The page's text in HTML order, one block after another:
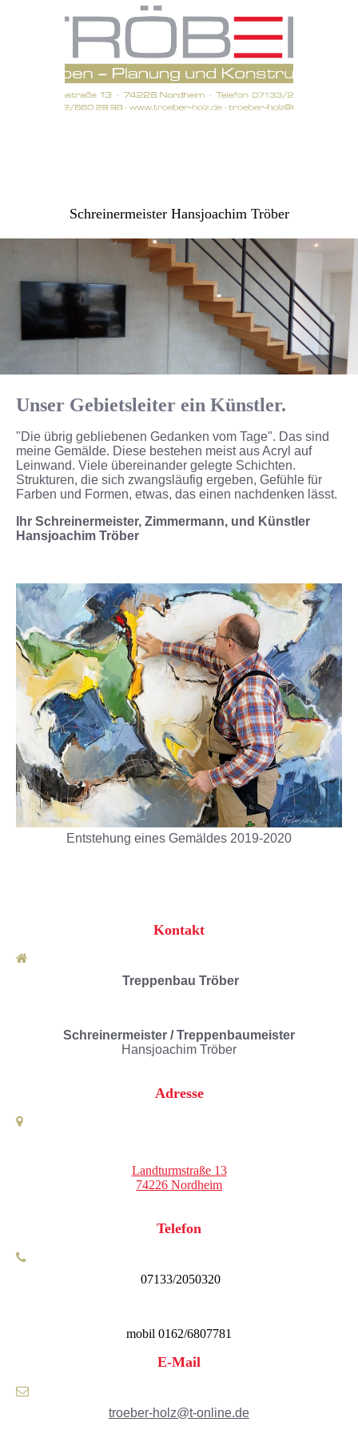
Schreinermeister Hansjoachim Tröber
Unser Gebietsleiter ein Künstler.
"Die übrig gebliebenen Gedanken vom Tage". Das sind
meine Gemälde. Diese bestehen meist aus Acryl auf
Leinwand. Viele übereinander gelegte Schichten.
Strukturen, die sich zwangsläufig ergeben, Gefühle für
Farben und Formen, etwas, das einen nachdenken lässt.
Ihr Schreinermeister, Zimmermann, und Künstler
Hansjoachim Tröber
Entstehung eines Gemäldes 2019-2020
Kontakt
Treppenbau Tröber
Schreinermeister / Treppenbaumeister
Hansjoachim Tröber
Adresse
Landturmstraße 13
74226 Nordheim
Telefon
07133/2050320
mobil 0162/6807781
E-Mail
troeber-holz@t-online.de